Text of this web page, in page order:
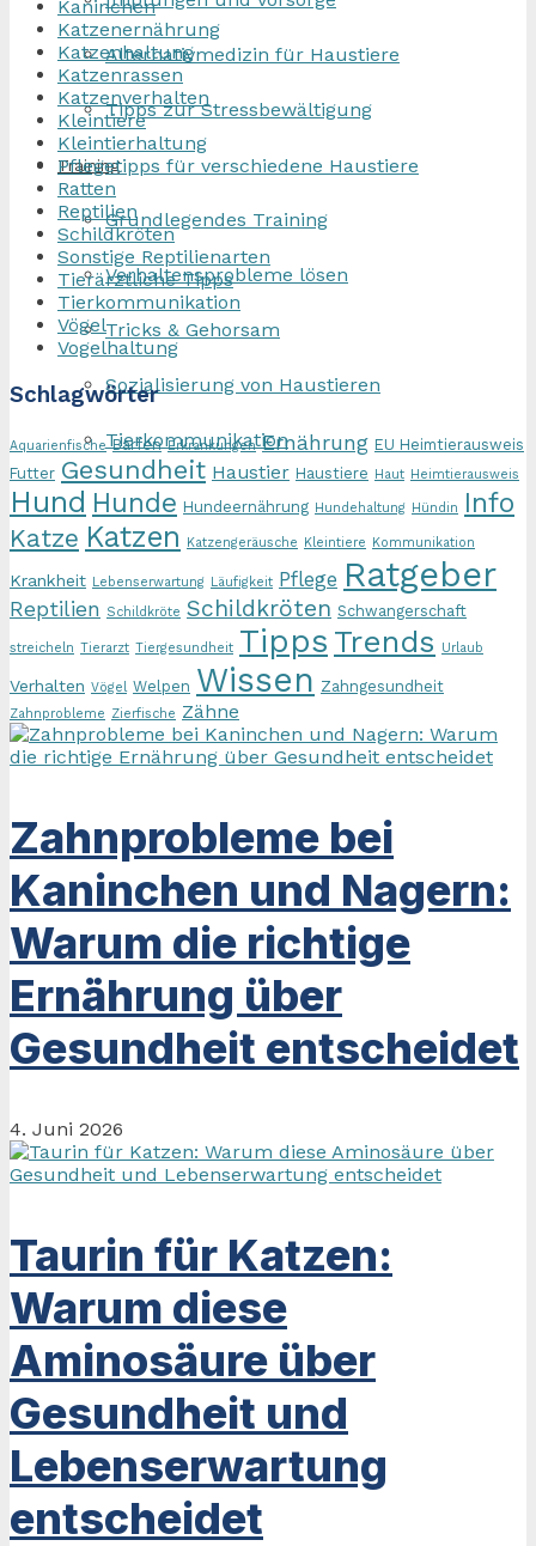
Alternativmedizin für Haustiere
Tipps zur Stressbewältigung
Training
Grundlegendes Training
Verhaltensprobleme lösen
Tricks & Gehorsam
Sozialisierung von Haustieren
Tierkommunikation
Kaninchen
Katzenernährung
Katzenhaltung
Katzenrassen
Katzenverhalten
Kleintiere
Kleintierhaltung
Pflegetipps für verschiedene Haustiere
Ratten
Reptilien
Schildkröten
Sonstige Reptilienarten
Tierärztliche Tipps
Tierkommunikation
Vögel
Vogelhaltung
Schlagwörter
Aquarienfische Barfen Erkrankungen Ernährung EU Heimtierausweis
Futter Gesundheit Haustier Haustiere Haut Heimtierausweis
Hund Hunde Hundeernährung Hundehaltung Hündin Info
Katze Katzen Katzengeräusche Kleintiere Kommunikation
Krankheit Lebenserwartung Läufigkeit Pflege Ratgeber
Reptilien Schildkröte Schildkröten Schwangerschaft
streicheln Tierarzt Tiergesundheit Tipps Trends Urlaub
Verhalten Vögel Welpen Wissen Zahngesundheit
Zahnprobleme Zierfische Zähne
Zahnprobleme bei
Kaninchen und Nagern:
Warum die richtige
Ernährung über
Gesundheit entscheidet
4. Juni 2026
Taurin für Katzen:
Warum diese
Aminosäure über
Gesundheit und
Lebenserwartung
entscheidet